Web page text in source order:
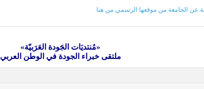
عن الجامعة من موقعها الرسمي من هنا
«مُنتديَات الجَودة العَرَبيّة»
ملتقى خبراء الجودة في الوطن العربي